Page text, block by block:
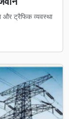
और ट्रैफिक व्यवस्था